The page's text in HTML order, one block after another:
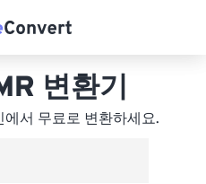
변환기
서 무료로 변환하세요.